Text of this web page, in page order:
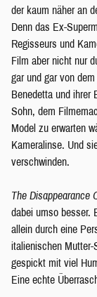
der kaum näher an
Denn das Ex-
Regisseurs und
Film aber nicht nur
gar und gar von
Benedetta und ihrer
Sohn, dem
Model zu erwarten
Kameralinse. Und
verschwinden.
The Disappearance
dabei umso besser.
allein durch eine
italienischen
gespickt mit viel
Eine echte